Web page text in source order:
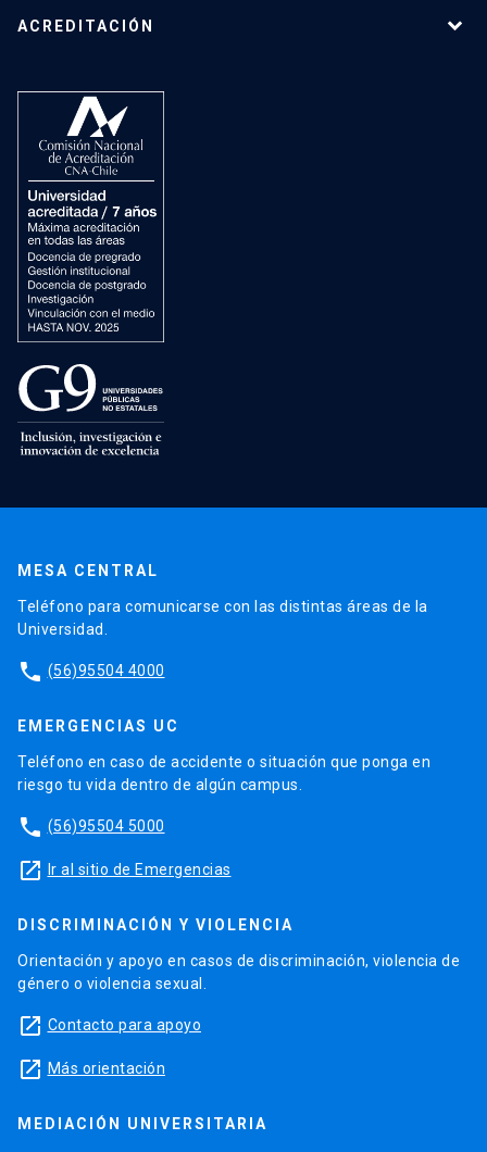
ACREDITACIÓN
MESA CENTRAL
Teléfono para comunicarse con las distintas áreas de la
Universidad.
phone (56)95504 4000
EMERGENCIAS UC
Teléfono en caso de accidente o situación que ponga en
riesgo tu vida dentro de algún campus.
phone (56)95504 5000
launch Ir al sitio de Emergencias
DISCRIMINACIÓN Y VIOLENCIA
Orientación y apoyo en casos de discriminación, violencia de
género o violencia sexual.
launch Contacto para apoyo
launch Más orientación
MEDIACIÓN UNIVERSITARIA